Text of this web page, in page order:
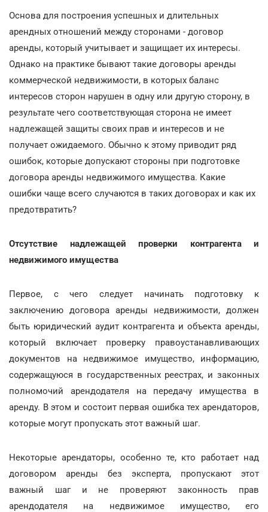
Основа для построения успешных и длительных
арендных отношений между сторонами - договор
аренды, который учитывает и защищает их интересы.
Однако на практике бывают такие договоры аренды
коммерческой недвижимости, в которых баланс
интересов сторон нарушен в одну или другую сторону, в
результате чего соответствующая сторона не имеет
надлежащей защиты своих прав и интересов и не
получает ожидаемого. Обычно к этому приводит ряд
ошибок, которые допускают стороны при подготовке
договора аренды недвижимого имущества. Какие
ошибки чаще всего случаются в таких договорах и как их
предотвратить?
Отсутствие надлежащей проверки контрагента и
недвижимого имущества
Первое, с чего следует начинать подготовку к
заключению договора аренды недвижимости, должен
быть юридический аудит контрагента и объекта аренды,
который включает проверку правоустанавливающих
документов на недвижимое имущество, информацию,
содержащуюся в государственных реестрах, и законных
полномочий арендодателя на передачу имущества в
аренду. В этом и состоит первая ошибка тех арендаторов,
которые могут пропускать этот важный шаг.
Некоторые арендаторы, особенно те, кто работает над
договором аренды без эксперта, пропускают этот
важный шаг и не проверяют законность прав
арендодателя на недвижимое имущество, его